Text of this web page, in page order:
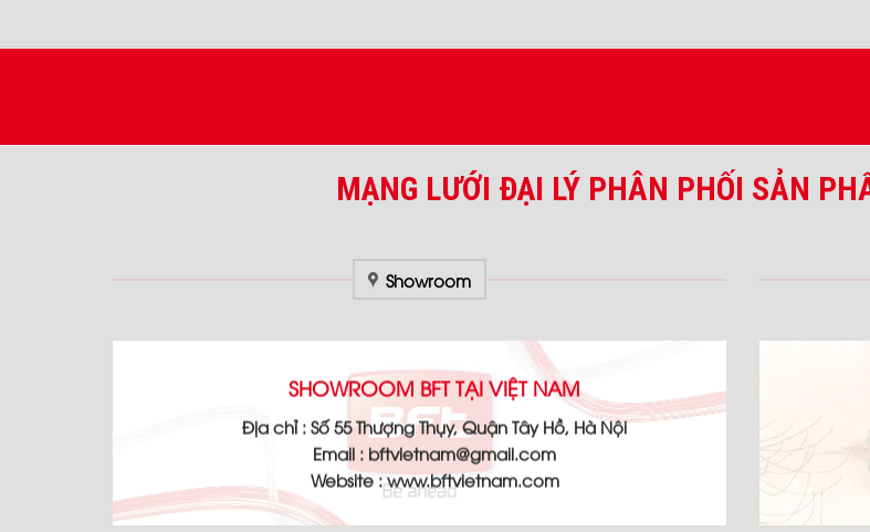
MẠNG LƯỚI ĐẠI LÝ PHÂN PHỐI SẢN
Showroom
SHOWROOM BFT TẠI VIỆT NAM
Địa chỉ :Số 55 Thượng Thụy, Quận Tây Hồ, Hà Nội
Email : bftvietnam@gmail.com
Website :www.bftvietnam.com